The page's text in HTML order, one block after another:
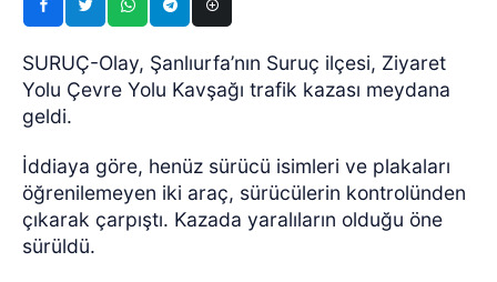
SURUÇ-Olay, Şanlıurfa’nın Suruç ilçesi, Ziyaret
Yolu Çevre Yolu Kavşağı trafik kazası meydana
geldi.
İddiaya göre, henüz sürücü isimleri ve plakaları
öğrenilemeyen iki araç, sürücülerin kontrolünden
çıkarak çarpıştı. Kazada yaralıların olduğu öne
sürüldü.